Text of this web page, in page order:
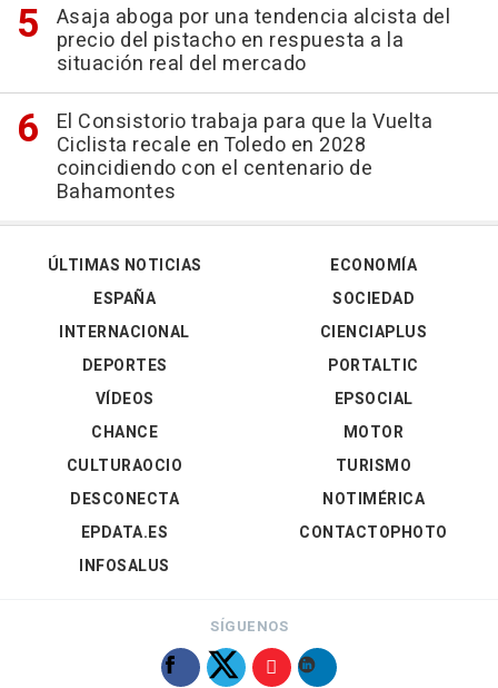
Asaja aboga por una tendencia alcista del
precio del pistacho en respuesta a la
situación real del mercado
El Consistorio trabaja para que la Vuelta
Ciclista recale en Toledo en 2028
coincidiendo con el centenario de
Bahamontes
ÚLTIMAS NOTICIAS
ESPAÑA
INTERNACIONAL
DEPORTES
VÍDEOS
ECONOMÍA
SOCIEDAD
CIENCIAPLUS
PORTALTIC
EPSOCIAL
CHANCE
CULTURAOCIO
DESCONECTA
EPDATA.ES
INFOSALUS
MOTOR
TURISMO
NOTIMÉRICA
CONTACTOPHOTO
SÍGUENOS